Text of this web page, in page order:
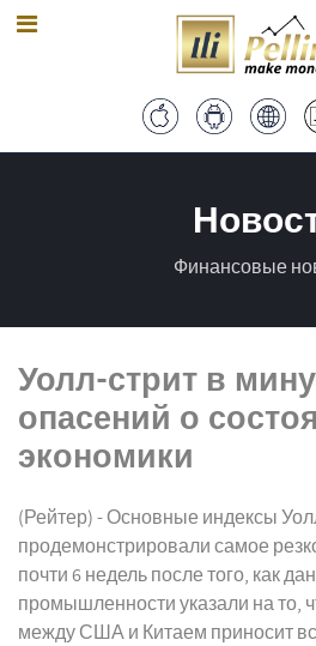
Финансовые
Уолл-стрит в
опасений о
экономики
(Рейтер) - Основные индексы
продемонстрировали самое
почти 6 недель после того, как
промышленности указали на то,
между США и Китаем приносит